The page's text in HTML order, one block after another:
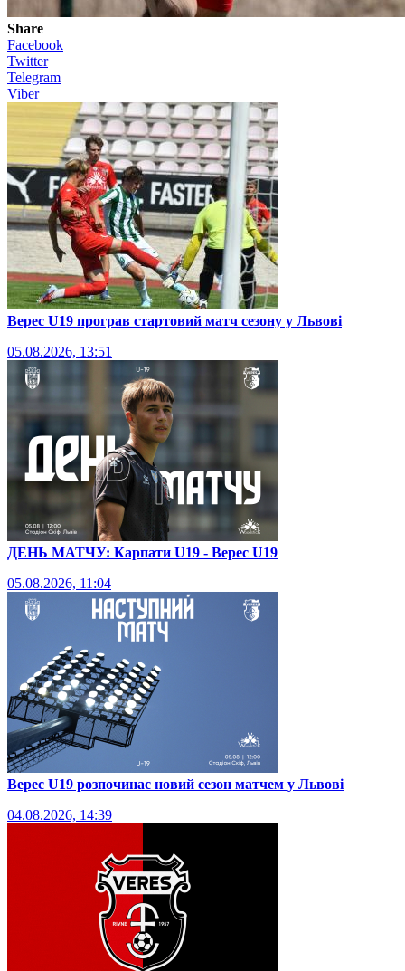
Share
Facebook
Twitter
Telegram
Viber
Верес U19 програв стартовий матч сезону у Львові
05.08.2026, 13:51
ДЕНЬ МАТЧУ: Карпати U19 - Верес U19
05.08.2026, 11:04
Верес U19 розпочинає новий сезон матчем у Львові
04.08.2026, 14:39